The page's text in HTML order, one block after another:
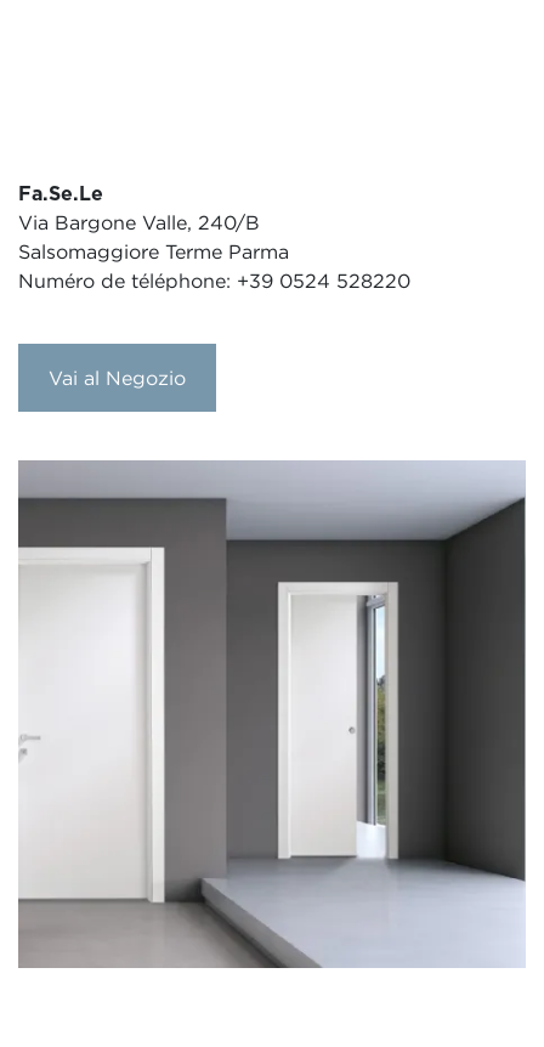
Fa.Se.Le
Via Bargone Valle, 240/B
Salsomaggiore Terme Parma
Numéro de téléphone: +39 0524 528220
Vai al Negozio